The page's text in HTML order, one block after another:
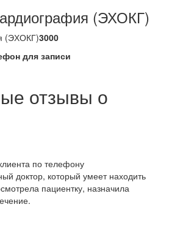
(ЭХОКГ)
(ЭХОКГ)3000
для записи
отзывы о
по телефону
доктор, который умеет находить
пациентку, назначила